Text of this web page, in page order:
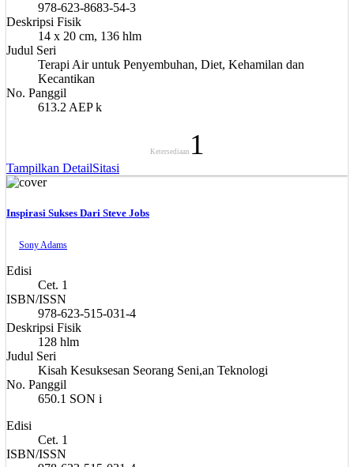
978-623-8683-54-3
Deskripsi Fisik
14 x 20 cm, 136 hlm
Judul Seri
Terapi Air untuk Penyembuhan, Diet, Kehamilan dan
Kecantikan
No. Panggil
613.2 AEP k
Ketersediaan 1
Tampilkan DetailSitasi
Inspirasi Sukses Dari Steve Jobs
Sony Adams
Edisi
Cet. 1
ISBN/ISSN
978-623-515-031-4
Deskripsi Fisik
128 hlm
Judul Seri
Kisah Kesuksesan Seorang Seni,an Teknologi
No. Panggil
650.1 SON i
Edisi
Cet. 1
ISBN/ISSN